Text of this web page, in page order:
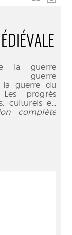
mail
la guerre
guerre
la guerre du
progrès
culturels e...
complète